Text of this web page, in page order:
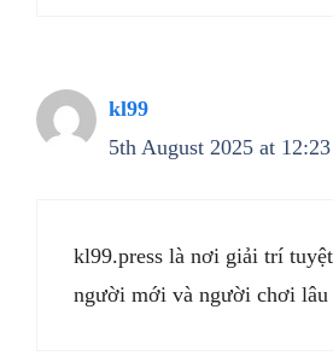
kl99
5th August 2025 at
kl99.press là nơi giải trí
người mới và người chơi lâu